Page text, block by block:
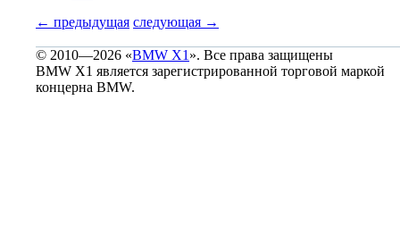
← предыдущая следующая →
© 2010—2026 «BMW X1 ». Все права защищены
BMW X1 является зарегистрированной торговой маркой
концерна BMW.